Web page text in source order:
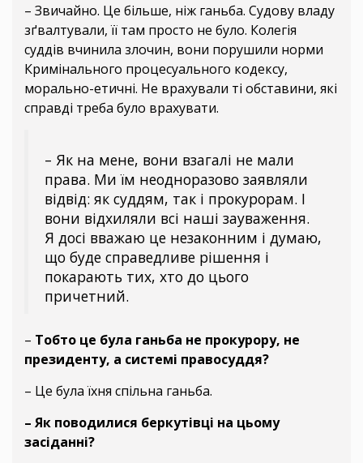
– Звичайно. Це більше, ніж ганьба. Судову владу
зґвалтували, її там просто не було. Колегія
суддів вчинила злочин, вони порушили норми
Кримінального процесуального кодексу,
морально-етичні. Не врахували ті обставини, які
справді треба було врахувати.
– Як на мене, вони взагалі не мали
права. Ми їм неодноразово заявляли
відвід: як суддям, так і прокурорам. І
вони відхиляли всі наші зауваження.
Я досі вважаю це незаконним і думаю,
що буде справедливе рішення і
покарають тих, хто до цього
причетний.
– Тобто це була ганьба не прокурору, не
президенту, а системі правосуддя?
– Це була їхня спільна ганьба.
– Як поводилися беркутівці на цьому
засіданні?